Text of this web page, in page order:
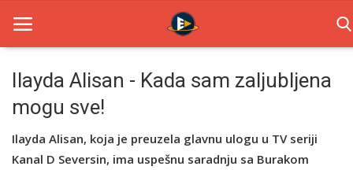
Home
Novosti
Ilayda Alisan - Kada sam zaljubljena
mogu sve!
Ilayda Alisan, koja je preuzela glavnu ulogu u TV seriji
Kanal D Seversin, ima uspešnu saradnju sa Burakom